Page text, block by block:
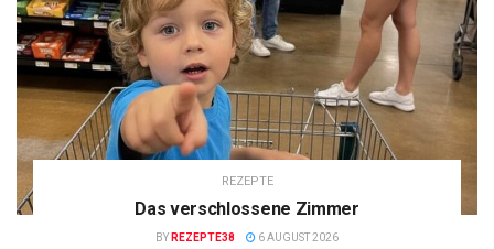
REZEPTE
Das verschlossene Zimmer
BY REZEPTE38 6 AUGUST 2026